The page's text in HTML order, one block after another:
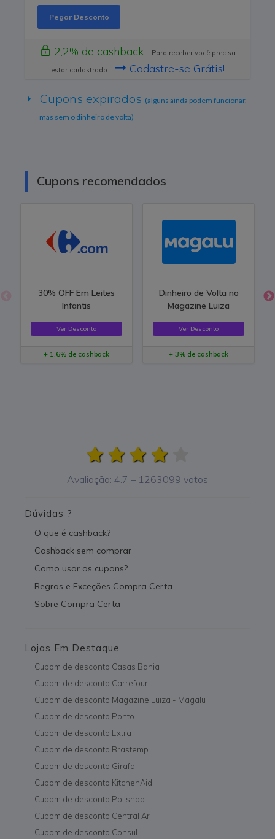
Pegar Desconto
2,2% de cashback
Para receber você precisa
estar cadastrado
Cadastre-se Grátis!
Cupons expirados (alguns ainda podem funcionar,
mas sem o dinheiro de volta)
Cupons recomendados
30% OFF Em Leites
Infantis
Ver Desconto
+ 1,6% de cashback
Dinheiro de Volta no
Magazine Luiza
Ver Desconto
+ 3% de cashback
Avaliação: 4.7 – 1263099 votos
Dúvidas ?
O que é cashback?
Cashback sem comprar
Como usar os cupons?
Regras e Exceções Compra Certa
Sobre Compra Certa
Lojas Em Destaque
Cupom de desconto Casas Bahia
Cupom de desconto Carrefour
Cupom de desconto Magazine Luiza - Magalu
Cupom de desconto Ponto
Cupom de desconto Extra
Cupom de desconto Brastemp
Cupom de desconto Girafa
Cupom de desconto KitchenAid
Cupom de desconto Polishop
Cupom de desconto Central Ar
Cupom de desconto Consul